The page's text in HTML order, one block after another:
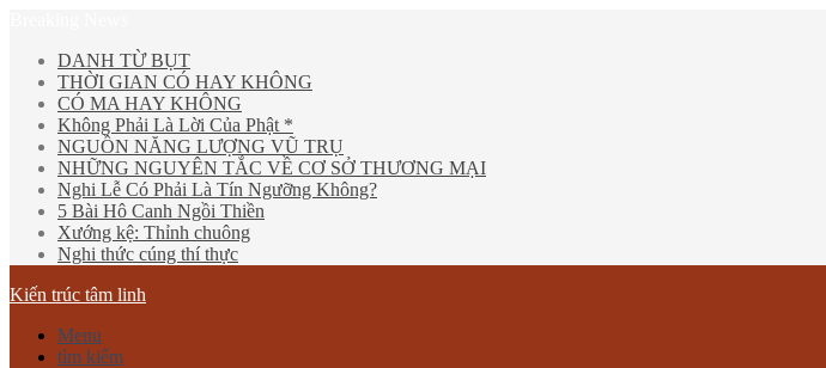
DANH TỪ BỤT
THỜI GIAN CÓ HAY KHÔNG
CÓ MA HAY KHÔNG
Không Phải Là Lời Của Phật *
NGUỒN NĂNG LƯỢNG VŨ TRỤ
NHỮNG NGUYÊN TẮC VỀ CƠ SỞ THƯƠNG MẠI
Nghi Lễ Có Phải Là Tín Ngưỡng Không?
5 Bài Hô Canh Ngồi Thiền
Xướng kệ: Thỉnh chuông
Nghi thức cúng thí thực
Kiến trúc tâm linh
Menu
tìm kiếm